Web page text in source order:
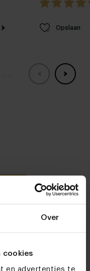
Over
cookies
en advertenties te
Opslaan